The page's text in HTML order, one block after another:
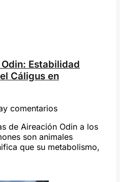
Estabilidad
Cáligus en
comentarios
de Aireación Odin a los
son animales
que su metabolismo,